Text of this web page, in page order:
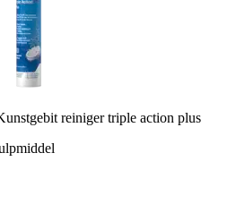
reiniger triple action plus